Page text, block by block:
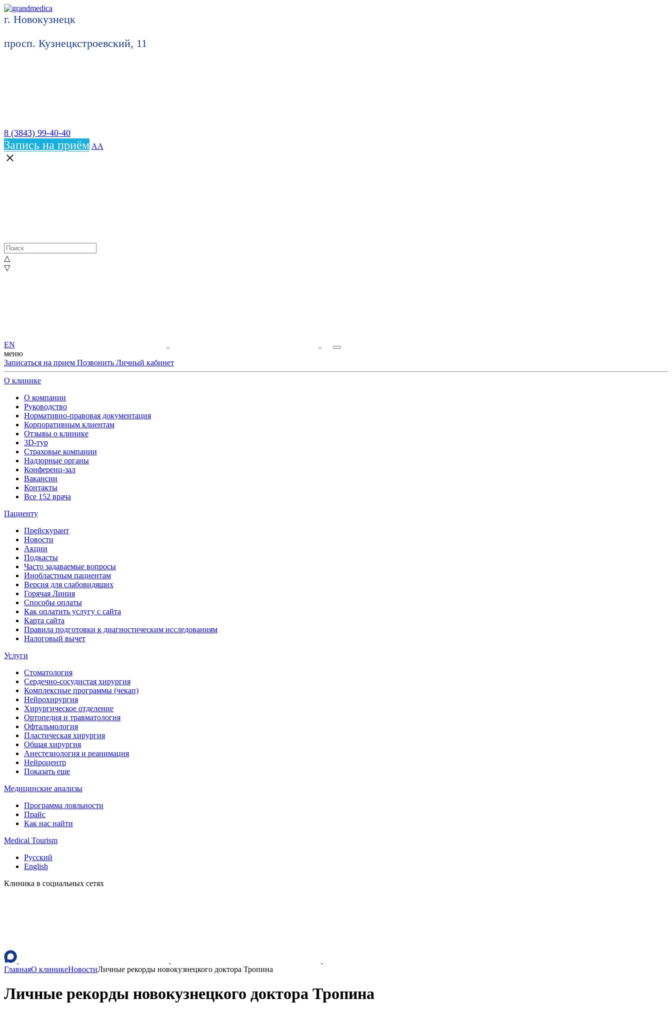
г. Новокузнецк
просп. Кузнецкстроевский, 11
8 (3843) 99-40-40
Запись на приём АА
△
▽
EN
меню
Записаться на прием Позвонить Личный кабинет
О клинике
О компании
Руководство
Нормативно-правовая документация
Корпоративным клиентам
Отзывы о клинике
3D-тур
Страховые компании
Надзорные органы
Конференц-зал
Вакансии
Контакты
Все 152 врача
Пациенту
Прейскурант
Новости
Акции
Подкасты
Часто задаваемые вопросы
Инобластным пациентам
Версия для слабовидящих
Горячая Линия
Способы оплаты
Как оплатить услугу с сайта
Карта сайта
Правила подготовки к диагностическим исследованиям
Налоговый вычет
Услуги
Стоматология
Сердечно-сосудистая хирургия
Комплексные программы (чекап)
Нейрохирургия
Хирургическое отделение
Ортопедия и травматология
Офтальмология
Пластическая хирургия
Общая хирургия
Анестезиология и реанимация
Нейроцентр
Показать еще
Медицинские анализы
Программа лояльности
Прайс
Как нас найти
Medical Tourism
Русский
English
Клиника в социальных сетях
ГлавнаяО клиникеНовостиЛичные рекорды новокузнецкого доктора Тропина
Личные рекорды новокузнецкого доктора Тропина